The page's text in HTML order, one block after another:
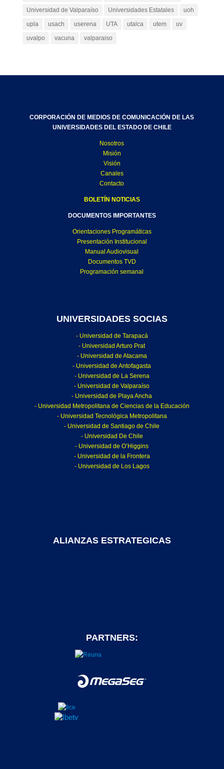
Universidad de Valparaíso
Universidades Estatales
uoh
upla
usach userena UTA utalca utem
uv
uvalpo
vacuna valparaiso
CORPORACIÓN DE MEDIOS DE COMUNICACIÓN DE LAS
UNIVERSIDADES DEL ESTADO DE CHILE
Nosotros
Misión
Visión
Canales
Contacto
BOLETÍN NOTICIAS
DOCUMENTOS IMPORTANTES
Orientaciones Programáticas
Presentación Institucional
Manual Audiovisual
Documentos TVD
Programación semanal
UNIVERSIDADES SOCIAS
- Universidad de Tarapacá
- Universidad Arturo Prat
- Universidad de Atacama
- Universidad de Antofagasta
- Universidad de La Serena
- Universidad de Valparaíso
- Universidad de Playa Ancha
- Universidad Metropolitana de Ciencias de la Educación
- Universidad Tecnológica Metropolitana
- Universidad de Santiago de Chile
- Universidad De Chile
- Universidad de O’Higgins
- Universidad de la Frontera
- Universidad de Los Lagos
ALIANZAS ESTRATEGICAS
PARTNERS: